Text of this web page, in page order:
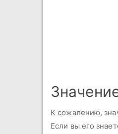
К сожалению,
Если вы его